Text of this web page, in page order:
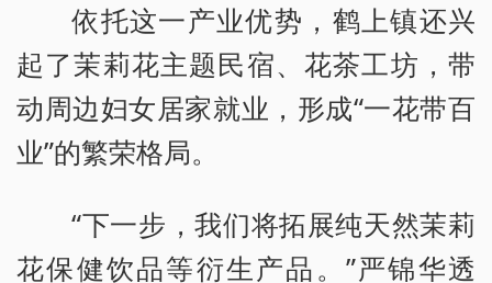
依托这一产业优势，鹤上镇还兴
起了茉莉花主题民宿、花茶工坊，带
动周边妇女居家就业，形成“一花带百
业”的繁荣格局。
“下一步，我们将拓展纯天然茉莉
花保健饮品等衍生产品。”严锦华透